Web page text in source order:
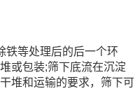
铁等处理后的后一个环
或包装;筛下底流在沉淀
堆和运输的要求，筛下可